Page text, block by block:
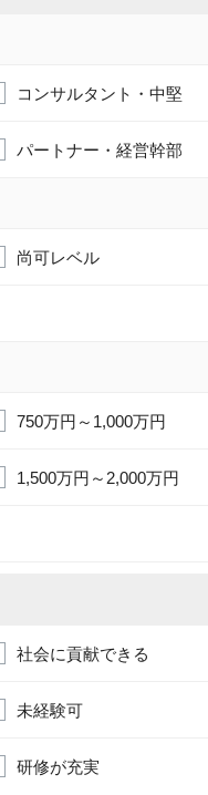
コンサルタント・中堅
パートナー・経営幹部
尚可レベル
750万円～1,000万円
1,500万円～2,000万円
社会に貢献できる
未経験可
研修が充実